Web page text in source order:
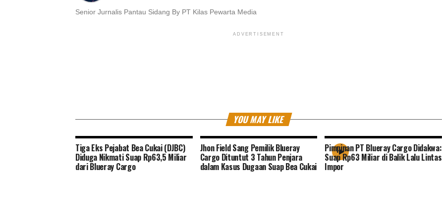
Senior Jurnalis Pantau Sidang By PT Kilas Pewarta Media
ADVERTISEMENT
YOU MAY LIKE
Tiga Eks Pejabat Bea Cukai (DJBC)
Diduga Nikmati Suap Rp63,5 Miliar
dari Blueray Cargo
Jhon Field Sang Pemilik Blueray
Cargo Dituntut 3 Tahun Penjara
dalam Kasus Dugaan Suap Bea Cukai
Pimpinan PT Blueray Cargo Didakwa:
Suap Rp63 Miliar di Balik Lalu Lintas
Impor